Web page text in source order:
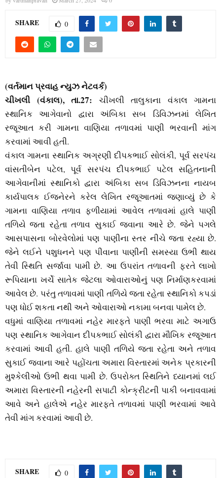
E
N
U
SHARE 0
(વર્તમાન પ્રવાહ ન્‍યુઝ નેટવર્ક)
ચીખલી (વંકાલ), તા.27: ચીખલી તાલુકાના વંકાલ ગામના
સ્‍થાનિક આગેવાનો દ્વારા અંબિકા સબ ડિવિઝનમાં લેખિત
રજૂઆત કરી ગામના વાણિયા તળાવમાં પાણી ભરવાની માંગ
કરવામાં આવી હતી.
વંકાલ ગામના સ્‍થાનિક અગ્રણી દીપકભાઈ સોલંકી, પૂર્વ સરપંચ
વાંસતીબેન પટેલ, પૂર્વ સરપંચ દીપકભાઈ પટેલ સહિતનાની
આગેવાનીમાં સ્‍થાનિકો દ્વારા અંબિકા સબ ડિવિઝનના નાયબ
કાર્યપાલક ઈજનેરને કરેલ લેખિત રજૂઆતમાં જણાવ્‍યું છે કે
ગામના વાણિયા તળાવ ફળીયામાં આવેલ તળાવમાં હાલે પાણી
તળિયે જતા રહેતા તળાવ સુકાઈ જવાના આરે છે. જેને પગલે
આસપાસના બોરવેલોમાં પણ પાણીના સ્‍તર નીચે જતા રહ્યા છે.
જેને લઈને પશુધનને પણ પીવાના પાણીની સમસ્‍યા ઉભી થાય
તેવી સ્‍થિતિ સર્જાવા પામી છે. આ ઉપરાંત તળાવની ફરતે લાખો
રૂપિયાના ખર્ચે સાતેક જેટલા ઓવારાઓનું પણ નિર્માણકરવામાં
આવેલ છે. પરંતુ તળાવમાં પાણી તળિયે જતા રહેતા સ્‍થાનિકો કપડાં
પણ ધોઈ શકતા નથી અને ઓવારાઓ નકામા બનવા પામેલ છે.
વધુમાં વાણિયા તળાવમાં નહેર મારફતે પાણી ભરવા માટે અગાઉ
પણ સ્‍થાનિક આગેવાન દીપકભાઈ સોલંકી દ્વારા મૌખિક રજૂઆત
કરવામાં આવી હતી. હાલે પાણી તળિયે જતા રહેતા અને તળાવ
સુકાઈ જવાના આરે પહોંચતા અમારા વિસ્‍તારમાં અનેક પ્રકારની
મુશ્‍કેલીઓ ઉભી થવા પામી છે. ઉપરોક્‍ત સ્‍થિતિને ધ્‍યાનમાં લઈ
અમારા વિસ્‍તારની નહેરની સપાટી કોન્‍ક્રીટની પાકી બનાવવામાં
આવે અને હાલેએ નહેર મારફતે તળાવમાં પાણી ભરવામાં આવે
તેવી માંગ કરવામાં આવી છે.
SHARE 0